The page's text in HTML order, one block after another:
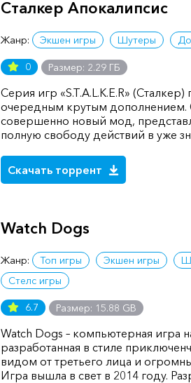
Сталкер Апокалипсис
Жанр: Экшен игры Шутеры
0 Размер: 2.29 ГБ
Серия игр «S.T.A.L.K.E.R»
очередным крутым дополнением.
совершенно новый мод,
полную свободу действий в уже
Скачать торрент
Watch Dogs
Жанр: Топ игры Экшен игры
Стелс игры
6.7 Размер: 15.88 GB
Watch Dogs – компьютерная игра
разработанная в стиле
видом от третьего лица и
Игра вышла в свет в 2014 году.